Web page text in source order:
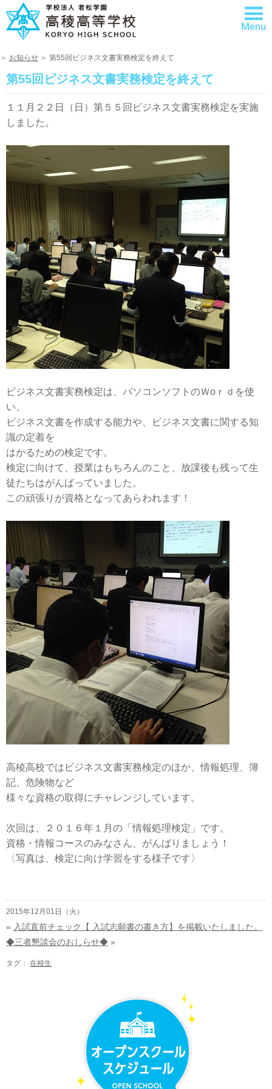
＞ お知らせ ＞ 第55回ビジネス文書実務検定を終えて
第55回ビジネス文書実務検定を終えて
１１月２２日（日）第５５回ビジネス文書実務検定を実施
しました。
ビジネス文書実務検定は、パソコンソフトのＷoｒｄを使
い、
ビジネス文書を作成する能力や、ビジネス文書に関する知
識の定着を
はかるための検定です。
検定に向けて、授業はもちろんのこと、放課後も残って生
徒たちはがんばっていました。
この頑張りが資格となってあらわれます！
高稜高校ではビジネス文書実務検定のほか、情報処理、簿
記、危険物など
様々な資格の取得にチャレンジしています。
次回は、２０１６年１月の「情報処理検定」です。
資格・情報コースのみなさん、がんばりましょう！
〈写真は、検定に向け学習をする様子です〉
2015年12月01日（火）
« 入試直前チェック【 入試志願書の書き方】を掲載いたしました。
◆三者懇談会のおしらせ◆ »
タグ： 在校生